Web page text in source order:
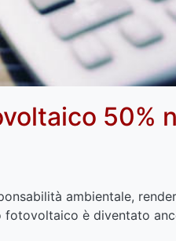
50%
ambientale,
è diventato